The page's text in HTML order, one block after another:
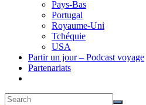
Pays-Bas
Portugal
Royaume-Uni
Tchéquie
USA
Partir un jour – Podcast voyage
Partenariats